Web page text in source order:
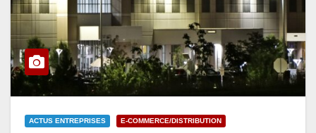
ACTUS ENTREPRISES E-COMMERCE/DISTRIBUTION